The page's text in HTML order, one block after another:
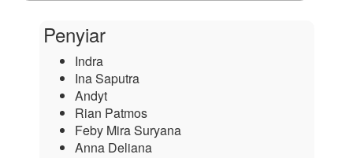
Penyiar
Indra
Ina Saputra
Andyt
Rian Patmos
Feby Mira Suryana
Anna Deliana